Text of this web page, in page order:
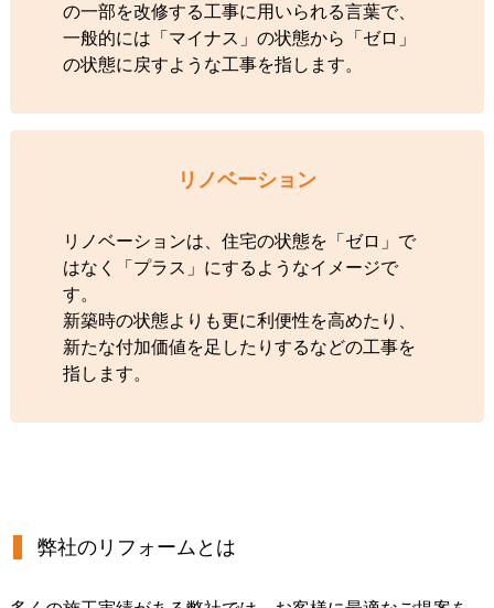
の一部を改修する工事に用いられる言葉で、
一般的には「マイナス」の状態から「ゼロ」
の状態に戻すような工事を指します。
リノベーション
リノベーションは、住宅の状態を「ゼロ」で
はなく「プラス」にするようなイメージで
す。
新築時の状態よりも更に利便性を高めたり、
新たな付加価値を足したりするなどの工事を
指します。
弊社のリフォームとは